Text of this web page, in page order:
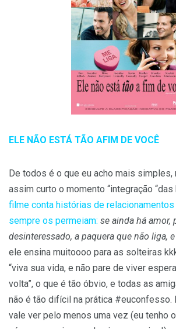
ELE NÃO ESTÁ TÃO AFIM DE VOCÊ
De todos é o que eu acho mais simples,
assim curto o momento “integração
filme conta histórias de
sempre os permeiam: se ainda há amor,
desinteressado, a paquera que não liga,
ele ensina muitoooo para as solteiras
“viva sua vida, e não pare de viver
volta”, o que é tão óbvio, e todas as
não é tão difícil na prática #euconfesso.
vale ver pelo menos uma vez (eu tenho